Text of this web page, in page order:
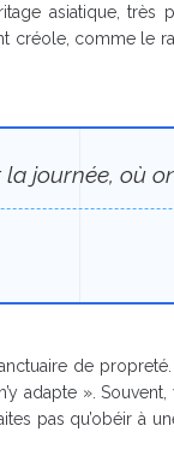
asiatique,
créole, comme le
journée, où
de
adapte ».
pas qu’obéir